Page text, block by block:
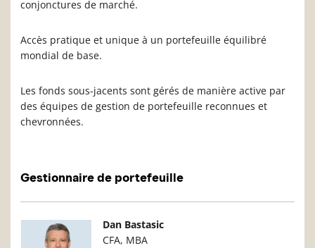
conjonctures de marché.
Accès pratique et unique à un portefeuille équilibré
mondial de base.
Les fonds sous-jacents sont gérés de manière active par
des équipes de gestion de portefeuille reconnues et
chevronnées.
Gestionnaire de portefeuille
Photo du gestionnaire de portefeuille
Dan Bastasic
CFA, MBA